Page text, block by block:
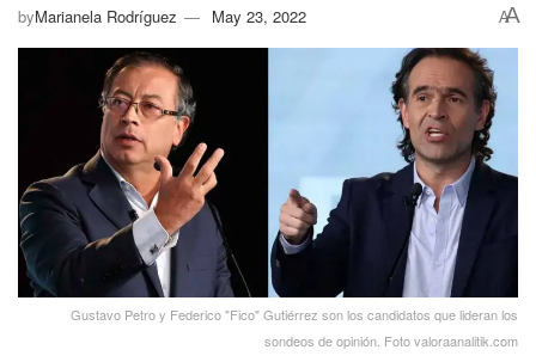
byMarianela Rodríguez May 23, 2022 AA
Gustavo Petro y Federico "Fico" Gutiérrez son los candidatos que lideran los
sondeos de opinión. Foto valoraanalitik.com